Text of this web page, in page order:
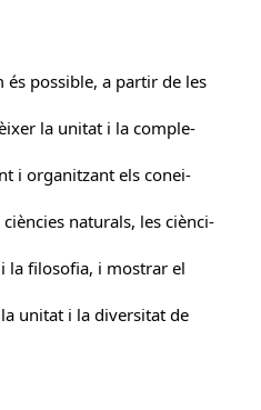
possible, a partir de les
la unitat i la comple-
i organitzant els conei-
naturals, les ciènci-
la filosofia, i mostrar el
unitat i la diversitat de